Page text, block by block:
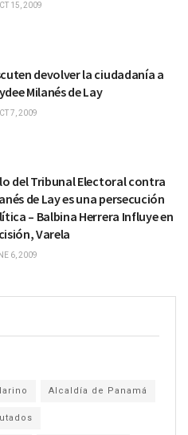
15, 2009
devolver la ciudadanía a
Milanés de Lay
7, 2009
del Tribunal Electoral contra
de Lay es una persecución
– Balbina Herrera Influye en
Varela
6, 2009
Alcaldía de Panamá